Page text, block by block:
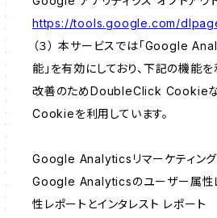
https://tools.google.com/
（３） 本サービスでは「Google
能」を有効にしており、下記の機能
改善のためDoubleClick Cookieな
Cookieを利用しています。
Google Analyticsリマーケティング
Google Analyticsのユーザー属性
性レポートとインタレスト レポート